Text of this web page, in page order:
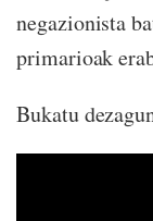
negazionista
primarioak
Bukatu